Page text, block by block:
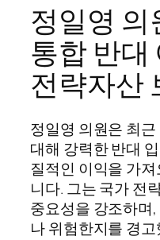
정일영
통합 반대
전략자산
정일영 의원은 최
대해 강력한 반대
질적인 이익을 가
니다. 그는 국가 전
중요성을 강조하며
나 위험한지를 경